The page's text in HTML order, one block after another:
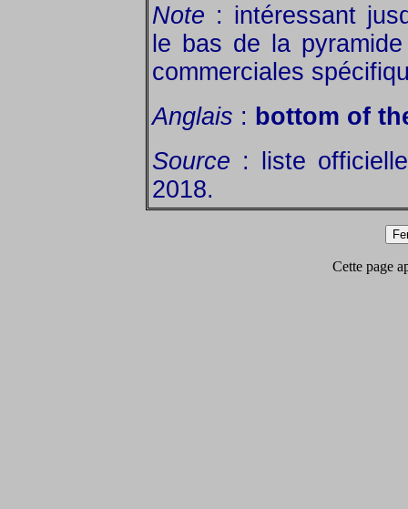
Note : intéressant
le bas de la
commerciales
Anglais : bottom of
Source : liste
2018.
Cette page